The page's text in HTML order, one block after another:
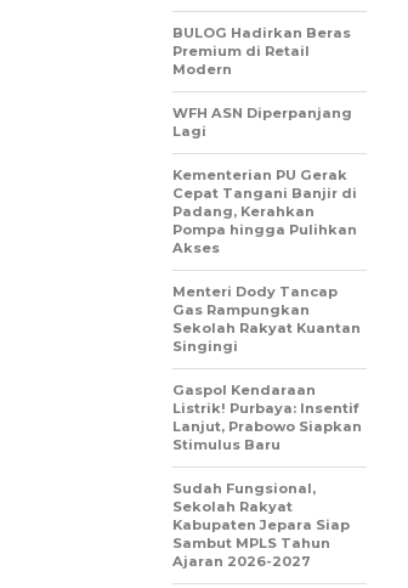
BULOG Hadirkan Beras
Premium di Retail
Modern
WFH ASN Diperpanjang
Lagi
Kementerian PU Gerak
Cepat Tangani Banjir di
Padang, Kerahkan
Pompa hingga Pulihkan
Akses
Menteri Dody Tancap
Gas Rampungkan
Sekolah Rakyat Kuantan
Singingi
Gaspol Kendaraan
Listrik! Purbaya: Insentif
Lanjut, Prabowo Siapkan
Stimulus Baru
Sudah Fungsional,
Sekolah Rakyat
Kabupaten Jepara Siap
Sambut MPLS Tahun
Ajaran 2026-2027